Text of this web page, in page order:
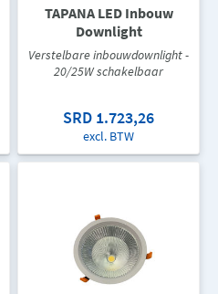
TAPANA LED Inbouw
Downlight
Verstelbare inbouwdownlight -
20/25W schakelbaar
SRD 1.723,26
excl. BTW